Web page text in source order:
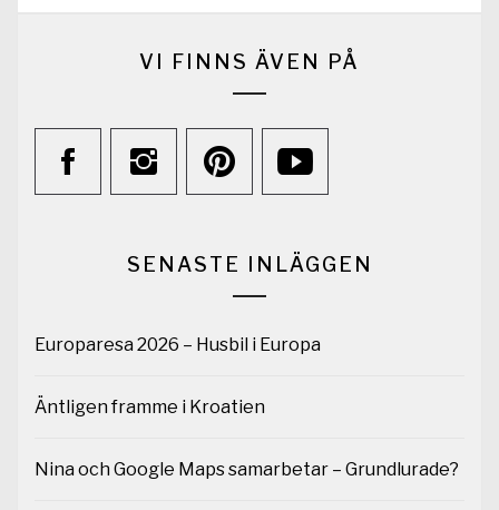
VI FINNS ÄVEN PÅ
SENASTE INLÄGGEN
Europaresa 2026 – Husbil i Europa
Äntligen framme i Kroatien
Nina och Google Maps samarbetar – Grundlurade?